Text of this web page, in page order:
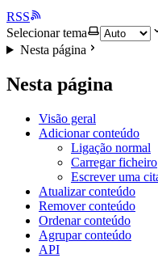
RSS
Selecionar tema
Nesta página
Nesta página
Visão geral
Adicionar conteúdo
Ligação normal
Carregar ficheiro
Escrever uma
Atualizar conteúdo
Remover conteúdo
Ordenar conteúdo
Agrupar conteúdo
API